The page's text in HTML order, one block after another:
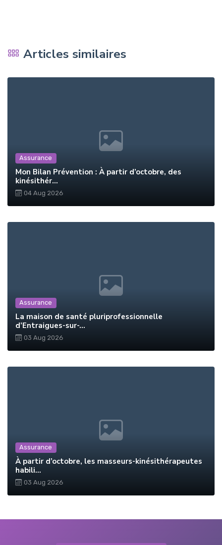
Articles similaires
Assurance
Mon Bilan Prévention : À partir d’octobre, des
kinésithér...
04 Aug 2026
Assurance
La maison de santé pluriprofessionnelle
d’Entraigues-sur-...
03 Aug 2026
Assurance
À partir d’octobre, les masseurs-kinésithérapeutes
habili...
03 Aug 2026